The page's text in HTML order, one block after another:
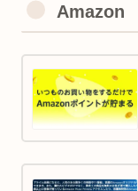
Amazon